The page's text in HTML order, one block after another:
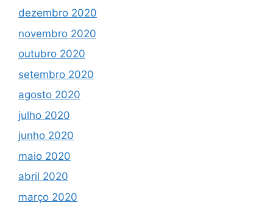
dezembro 2020
novembro 2020
outubro 2020
setembro 2020
agosto 2020
julho 2020
junho 2020
maio 2020
abril 2020
março 2020